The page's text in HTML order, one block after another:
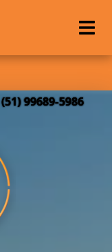
(51) 99689-5986